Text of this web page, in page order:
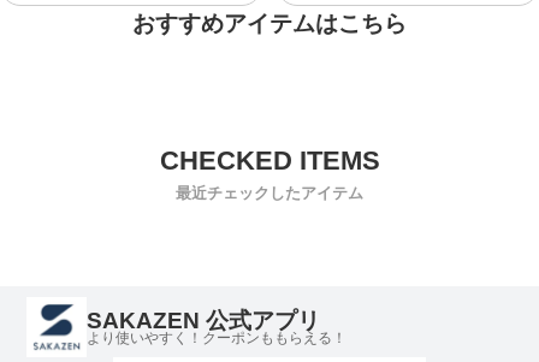
おすすめアイテムはこちら
最近チェックしたアイテム
SAKAZEN 公式アプリ
より使いやすく！クーポンももらえる！